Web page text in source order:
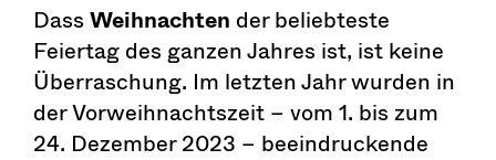
DassWeihnachten der beliebteste
Feiertag des ganzen Jahres ist, ist keine
Überraschung. Im letzten Jahr wurden in
der Vorweihnachtszeit – vom 1. bis zum
24. Dezember 2023 – beeindruckende